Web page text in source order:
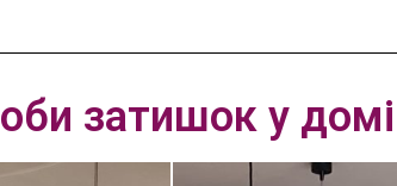
затишок у домі